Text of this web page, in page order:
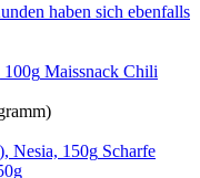
haben sich ebenfalls
Maissnack Chili
Scharfe